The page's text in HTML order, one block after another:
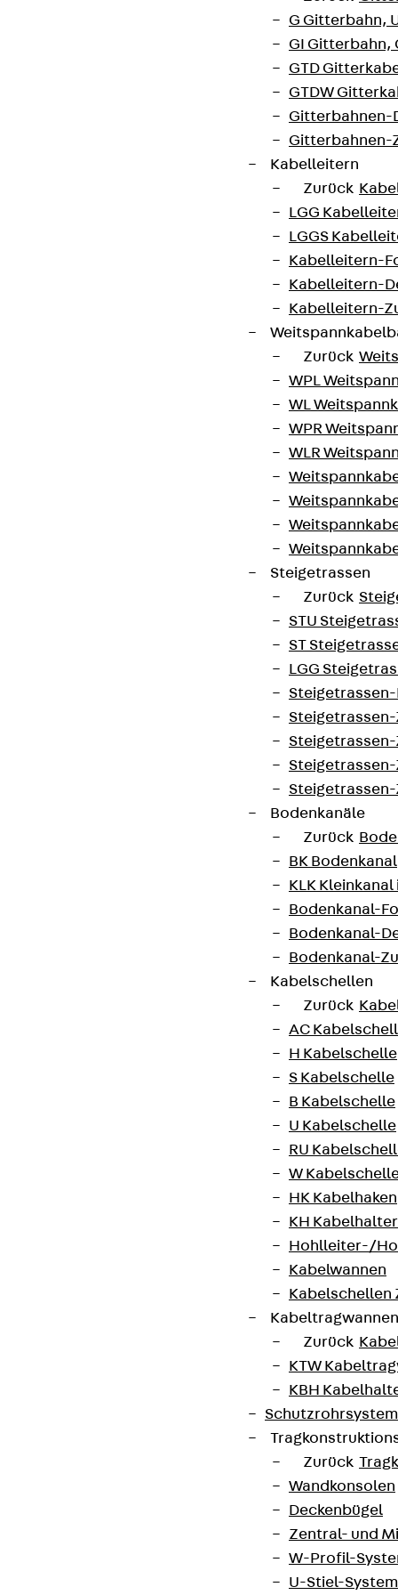
G Gitterbahn,
GI Gitterbahn,
GTD
GTDW
Gitterbahnen-
Gitterbahnen-
Kabelleitern
Zurück
LGG
LGGS
Kabelleitern-
Kabelleitern-
Kabelleitern-
Zurück
WPL
WL
WPR
WLR
Steigetrassen
Zurück
STU
ST
LGG
Steigetrassen-
Steigetrassen-
Steigetrassen-
Steigetrassen-
Bodenkanäle
Zurück
BK Bodenkanal
KLK
Bodenkanal-
Bodenkanal-
Bodenkanal-
Kabelschellen
Zurück
AC
H Kabelschelle
S Kabelschelle
B Kabelschelle
U Kabelschelle
RU
W
HK Kabelhaken
KH Kabelhalter
Hohlleiter-/
Kabelwannen
Kabelschellen
Zurück
KTW
KBH
Zurück
Wandkonsolen
Deckenbügel
Zentral- und
W-Profil-
U-Stiel-System
Partner von Anfang bis Zukunft.